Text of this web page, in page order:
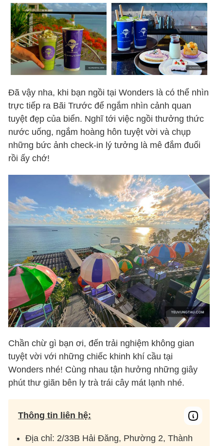
Đã vậy nha, khi bạn ngồi tại Wonders là có thể nhìn
trực tiếp ra Bãi Trước để ngắm nhìn cảnh quan
tuyệt đẹp của biển. Nghĩ tới việc ngồi thưởng thức
nước uống, ngắm hoàng hôn tuyệt vời và chụp
những bức ảnh check-in lý tưởng là mê đắm đuối
rồi ấy chớ!
Chần chừ gì bạn ơi, đến trải nghiệm không gian
tuyệt vời với những chiếc khinh khí cầu tại
Wonders nhé! Cùng nhau tận hưởng những giây
phút thư giãn bên ly trà trái cây mát lạnh nhé.
Thông tin liên hệ:
Địa chỉ: 2/33B Hải Đăng, Phường 2, Thành